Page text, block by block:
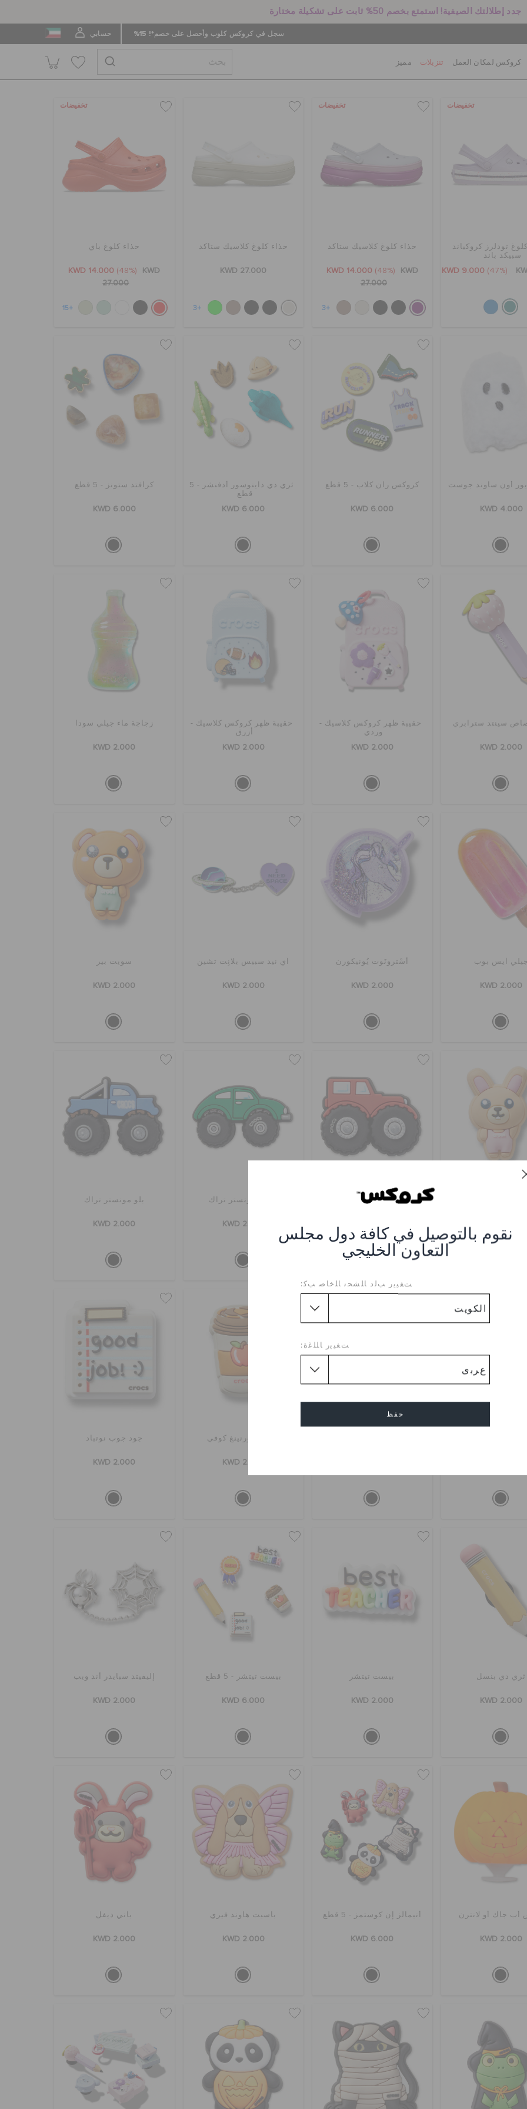
جدد إطلالتك الصيفية! استمتع بخصم 50% ثابت على تشكيلة مختارة
سجل في كروكس كلوب وأحصل على خصم*! 15% حسابي
نقوم بالتوصيل في كافة دول مجلس
التعاون الخليجي
ﺖﻐﻴﻳﺭ ﺐﻟﺩ ﺎﻠﺸﺤﻧ ﺎﻠﺧﺎﺻ ﺐﻛ:
ﺖﻐﻴﻳﺭ ﺎﻠﻠﻏﺓ:
حفظ
كروكس لمكان العمل تنزيلات مميز
تخفيضات
تودلرز كروكباند
سبيكد باند
KWD 9.000 (47%)
تخفيضات
حذاء كلوغ كلاسيك ستاكد
KWD 14.000 (48%)
KWD
27.000
+3
حذاء كلوغ كلاسيك ستاكد
KWD 27.000
+3
تخفيضات
حذاء كلوغ باي
KWD 14.000 (48%)
KWD
27.000
+15
يور أون ساوند جوست
KWD 4.000
كروكس ران كلاب - 5 قطع
KWD 6.000
ثري دي داينوسور أدفنشر - 5
قطع
KWD 6.000
كرافتد ستونز - 5 قطع
KWD 6.000
سينتد سترابري
KWD 2.000
حقيبة ظهر كروكس كلاسيك -
وردي
KWD 2.000
حقيبة ظهر كروكس كلاسيك -
أزرق
KWD 2.000
زجاجة ماء جيلي سودا
KWD 2.000
آيس بوب
KWD 2.000
أسْترونَوت يُونيكورن
KWD 2.000
آي نيد سبيس بلانِت تشين
KWD 2.000
سويت بير
KWD 2.000
ريد كار مونستر تراك جرين مونستر تراك
KWD 2.000
بلو مونستر تراك
KWD 2.000
تيتشر مورنينغ كوفي
KWD 2.000
جود جوب نوتباد
KWD 2.000
ثري دي بنسل
KWD 2.000
بيست تيتشر
KWD 2.000
بيست تيتشر - 5 قطع
KWD 6.000
إليفيتد سبايدر أند ويب
KWD 2.000
أب جاك أو لانترن
KWD 2.000
أنيمالز إن كوستمز - 5 قطع
KWD 6.000
باسيت هاوند فيري
KWD 2.000
باني ديفل
KWD 2.000